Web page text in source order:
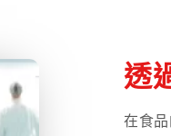
透
在食